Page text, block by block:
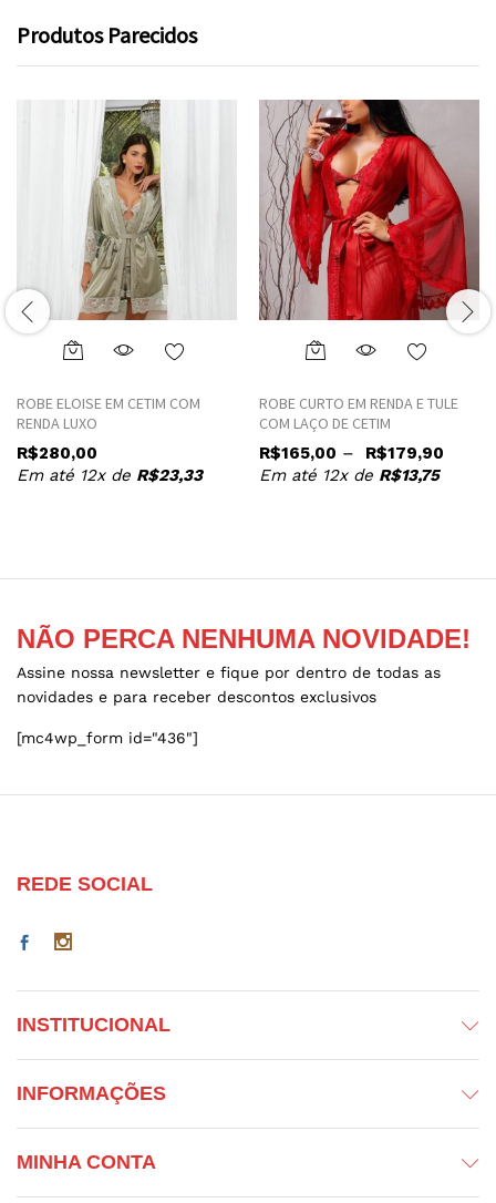
Produtos Parecidos
This
has
The
chosen
the
product
page
ROBE ELOISE EM CETIM COM
RENDA LUXO
R$280,00
Em até 12x de R$23,33
This
has
multiple
variants.
The
chosen
the
product
page
ROBE CURTO EM RENDA E TULE
COM LAÇO DE CETIM
R$165,00 – R$179,90
Em até 12x de R$13,75
NÃO PERCA NENHUMA NOVIDADE!
Assine nossa newsletter e fique por dentro de todas as
novidades e para receber descontos exclusivos
[mc4wp_form id="436"]
REDE SOCIAL
INSTITUCIONAL
INFORMAÇÕES
MINHA CONTA